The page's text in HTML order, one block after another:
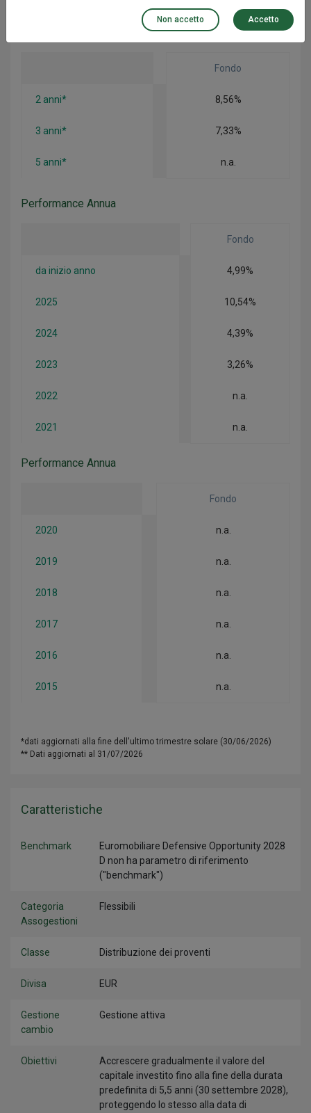
Rendimento medio annuo composto
Fondo
2 anni* 8,56%
3 anni* 7,33%
5 anni* n.a.
Performance Annua
Fondo
da inizio anno 4,99%
2025 10,54%
2024 4,39%
2023 3,26%
2022 n.a.
2021 n.a.
Performance Annua
Fondo
2020 n.a.
2019 n.a.
2018 n.a.
2017 n.a.
2016 n.a.
2015 n.a.
*dati aggiornati alla fine dell'ultimo trimestre solare (30/06/2026)
** Dati aggiornati al 31/07/2026
Caratteristiche
Benchmark
Euromobiliare Defensive Opportunity 2028
D non ha parametro di riferimento
("benchmark")
Categoria
Assogestioni
Flessibili
Classe Distribuzione dei proventi
Divisa EUR
Gestione
cambio
Gestione attiva
Obiettivi
Accrescere gradualmente il valore del
capitale investito fino alla fine della durata
predefinita di 5,5 anni (30 settembre 2028),
proteggendo lo stesso alla data di
Non accetto Accetto